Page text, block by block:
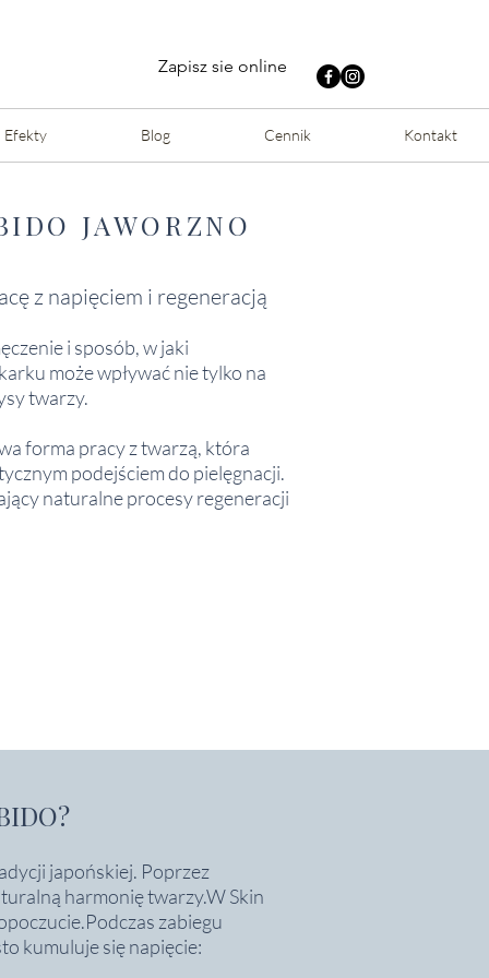
Zapisz sie online
Efekty Blog Cennik Kontakt
JAWORZNO
z napięciem i regeneracją
i sposób, w jaki
może wpływać nie tylko na
twarzy.
forma pracy z twarzą, która
podejściem do pielęgnacji.
naturalne procesy regeneracji
japońskiej. Poprzez
harmonię twarzy.W Skin
zabiegu
kumuluje się napięcie: